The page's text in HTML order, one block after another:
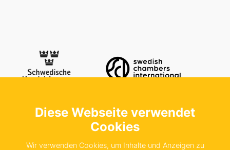
Kontaktieren Sie uns
Schwedische Handelskammer in der
Diese Webseite verwendet
Cookies
Wir verwenden Cookies, um Inhalte und Anzeigen zu